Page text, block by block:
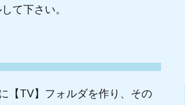
て下さい。
【TV】フォルダを作り、その